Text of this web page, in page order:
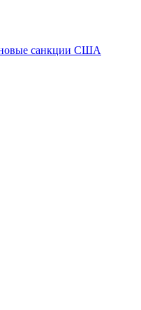
санкции США